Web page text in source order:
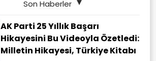
Son Haberler
AK Parti 25 Yıllık Başarı
Hikayesini Bu Videoyla Özetledi:
Milletin Hikayesi, Türkiye Kitabı